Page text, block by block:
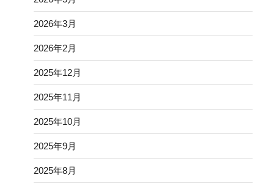
2026年3月
2026年2月
2025年12月
2025年11月
2025年10月
2025年9月
2025年8月